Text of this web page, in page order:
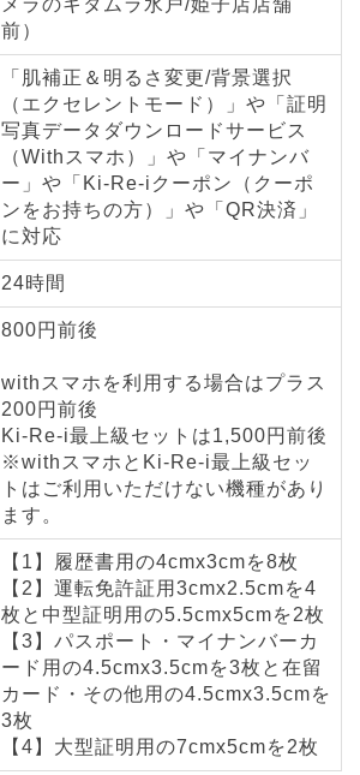
メラのキタムラ水戸/姫子店店舗
前）
「肌補正＆明るさ変更/背景選択
（エクセレントモード）」や「証明
写真データダウンロードサービス
（Withスマホ）」や「マイナンバ
ー」や「Ki-Re-iクーポン（クーポ
ンをお持ちの方）」や「QR決済」
に対応
24時間
800円前後
withスマホを利用する場合はプラス
200円前後
Ki-Re-i最上級セットは1,500円前後
※withスマホとKi-Re-i最上級セッ
トはご利用いただけない機種があり
ます。
【1】履歴書用の4cmx3cmを8枚
【2】運転免許証用3cmx2.5cmを4
枚と中型証明用の5.5cmx5cmを2枚
【3】パスポート・マイナンバーカ
ード用の4.5cmx3.5cmを3枚と在留
カード・その他用の4.5cmx3.5cmを
3枚
【4】大型証明用の7cmx5cmを2枚